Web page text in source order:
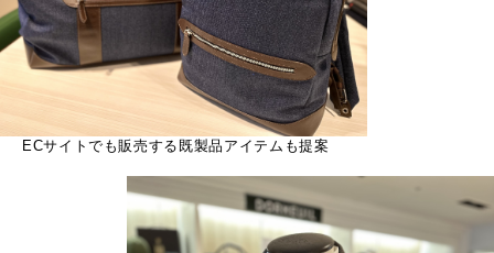
ECサイトでも販売する既製品アイテムも提案